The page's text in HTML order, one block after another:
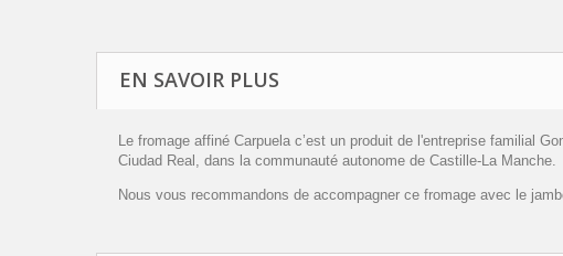
EN SAVOIR PLUS
Le fromage affiné Carpuela c’est un produit de l'entreprise familial
Ciudad Real, dans la communauté autonome de Castille-La Manche.
Nous vous recommandons de accompagner ce fromage avec le